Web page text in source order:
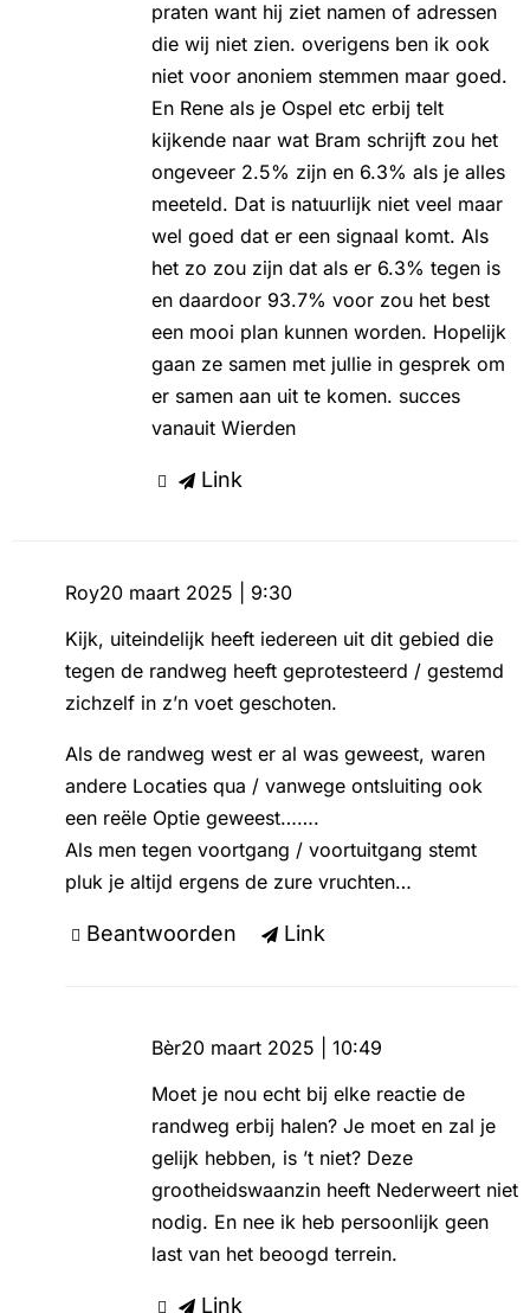
praten want hij ziet namen of adressen
die wij niet zien. overigens ben ik ook
niet voor anoniem stemmen maar goed.
En Rene als je Ospel etc erbij telt
kijkende naar wat Bram schrijft zou het
ongeveer 2.5% zijn en 6.3% als je alles
meeteld. Dat is natuurlijk niet veel maar
wel goed dat er een signaal komt. Als
het zo zou zijn dat als er 6.3% tegen is
en daardoor 93.7% voor zou het best
een mooi plan kunnen worden. Hopelijk
gaan ze samen met jullie in gesprek om
er samen aan uit te komen. succes
vanauit Wierden
Link
Roy20 maart 2025 | 9:30
Kijk, uiteindelijk heeft iedereen uit dit gebied die
tegen de randweg heeft geprotesteerd / gestemd
zichzelf in z’n voet geschoten.
Als de randweg west er al was geweest, waren
andere Locaties qua / vanwege ontsluiting ook
een reële Optie geweest…….
Als men tegen voortgang / voortuitgang stemt
pluk je altijd ergens de zure vruchten…
Beantwoorden Link
Bèr20 maart 2025 | 10:49
Moet je nou echt bij elke reactie de
randweg erbij halen? Je moet en zal je
gelijk hebben, is ’t niet? Deze
grootheidswaanzin heeft Nederweert niet
nodig. En nee ik heb persoonlijk geen
last van het beoogd terrein.
Link